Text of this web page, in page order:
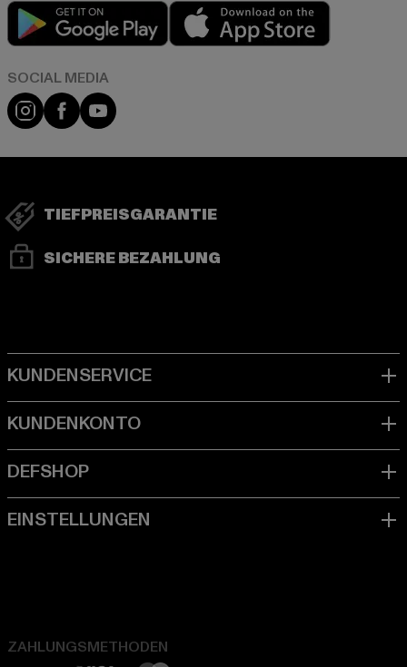
Play market
Instagram
FacebookYouTube
TIEFPREISGARANTIE
SICHERE BEZAHLUNG
ZAHLUNGSMETHODEN